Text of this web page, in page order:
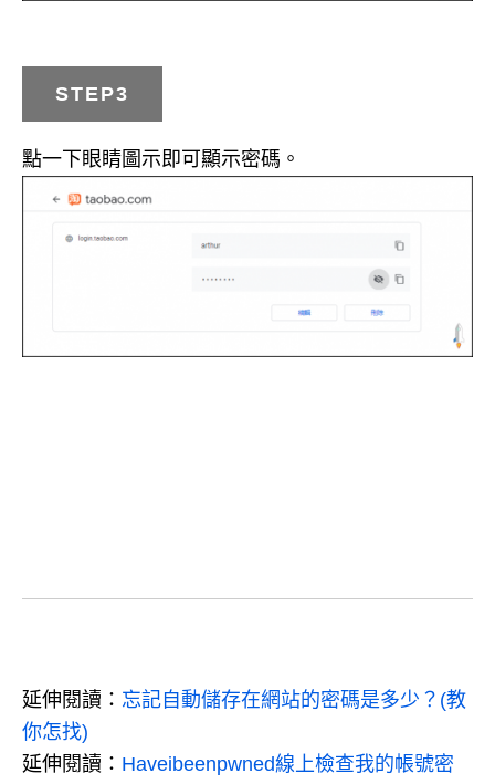
STEP3
點一下眼睛圖示即可顯示密碼。
延伸閱讀： 忘記自動儲存在網站的密碼是多少？(教
你怎找)
延伸閱讀： Haveibeenpwned線上檢查我的帳號密